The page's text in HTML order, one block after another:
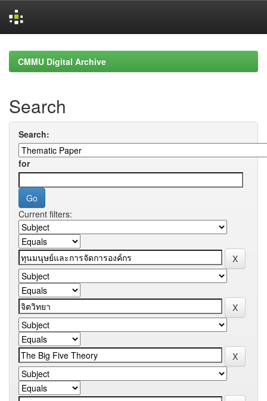
navigationCMMU Digital Archive
Search
Search:
for
Current filters: